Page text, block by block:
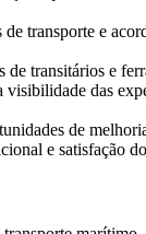
transporte e
de transitários e
visibilidade das
de
e satisfação